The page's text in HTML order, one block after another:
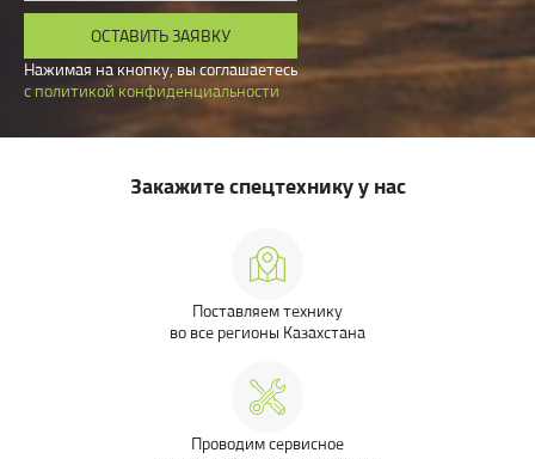
ОСТАВИТЬ ЗАЯВКУ
Нажимая на кнопку, вы соглашаетесь
с политикой конфиденциальности
Закажите спецтехнику у нас
Поставляем технику
во все регионы Казахстана
Проводим сервисное